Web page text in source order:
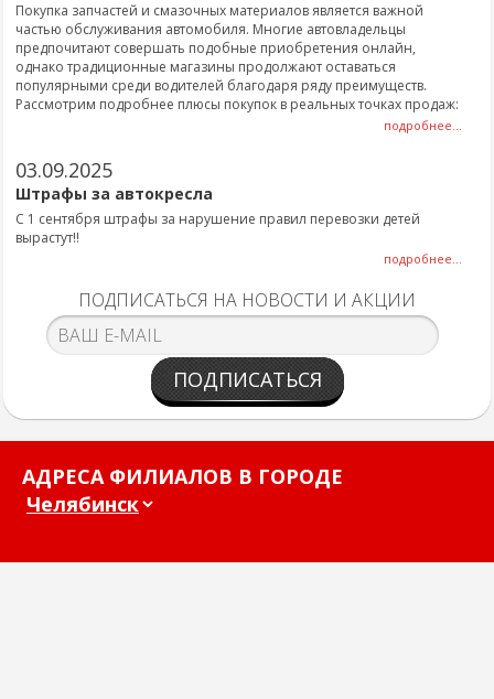
Покупка запчастей и смазочных материалов является важной
частью обслуживания автомобиля. Многие автовладельцы
предпочитают совершать подобные приобретения онлайн,
однако традиционные магазины продолжают оставаться
популярными среди водителей благодаря ряду преимуществ.
Рассмотрим подробнее плюсы покупок в реальных точках продаж:
подробнее...
03.09.2025
Штрафы за автокресла
С 1 сентября штрафы за нарушение правил перевозки детей
вырастут!!
подробнее...
ПОДПИСАТЬСЯ НА НОВОСТИ И АКЦИИ
ПОДПИСАТЬСЯ
АДРЕСА ФИЛИАЛОВ В ГОРОДЕ